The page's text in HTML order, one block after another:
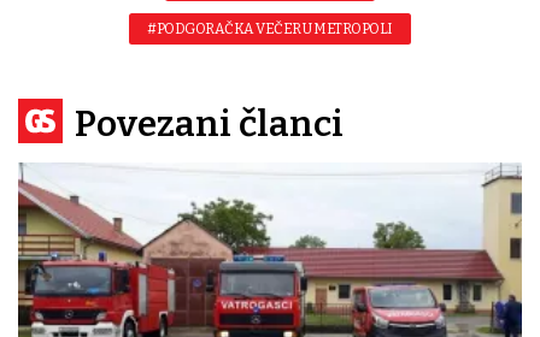
#PODGORAČKA VEČER U METROPOLI
Povezani članci